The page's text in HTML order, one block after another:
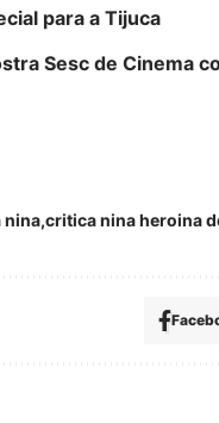
para a Tijuca
Sesc de Cinema
nina critica nina heroina